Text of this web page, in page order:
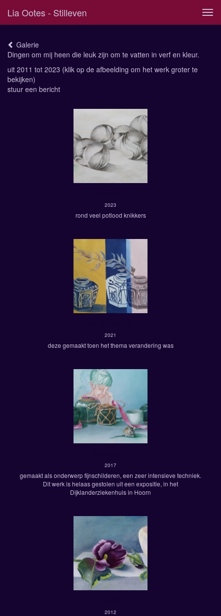
Lia Ootes - Stilleven
Galerie
Dingen om mij heen die leuk zijn om te vatten in verf en kleur.
uit 2011 tot 2023 (klik op de afbeelding om het werk groter te
bekijken)
stuur een bericht
2023
rond veel potlood knikkers
2021
deze gemaakt toen het thema verandering was
2017
gemaakt als onderwerp fijnschilderen, een zeer intensieve techniek.
Dit werk is helaas gestolen uit een expositie, in het
Dijklanderziekenhuis in Hoorn
2012